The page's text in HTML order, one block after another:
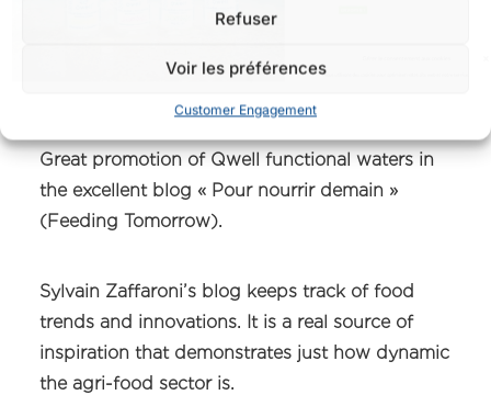
Refuser
Voir les préférences
Customer Engagement
Great promotion of Qwell functional waters in
the excellent blog « Pour nourrir demain »
(Feeding Tomorrow).
Sylvain Zaffaroni’s blog keeps track of food
trends and innovations. It is a real source of
inspiration that demonstrates just how dynamic
the agri-food sector is.